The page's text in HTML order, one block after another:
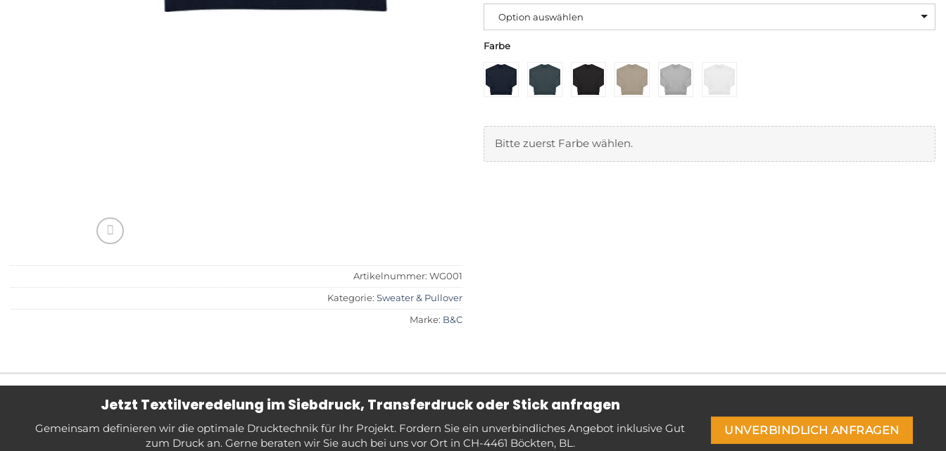
Artikelnummer: WG001
Kategorie: Sweater & Pullover
Marke: B&C
Option auswählen
Farbe
Bitte zuerst Farbe wählen.
Jetzt Textilveredelung im Siebdruck, Transferdruck oder Stick anfragen
Gemeinsam definieren wir die optimale Drucktechnik für Ihr Projekt. Fordern Sie ein unverbindliches Angebot inklusive Gut
zum Druck an. Gerne beraten wir Sie auch bei uns vor Ort in CH-4461 Böckten, BL.
UNVERBINDLICH ANFRAGEN